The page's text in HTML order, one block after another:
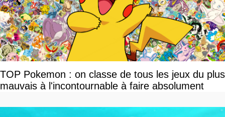
TOP Pokemon : on classe de tous les jeux du plus
mauvais à l'incontournable à faire absolument